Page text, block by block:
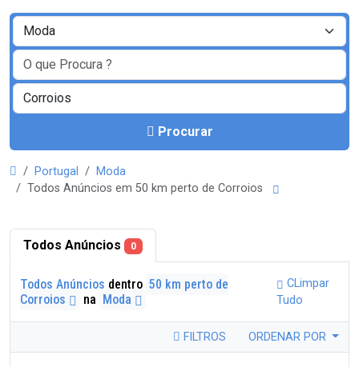
Procurar
Portugal
Moda
Todos Anúncios em 50 km perto de Corroios
Todos Anúncios 0
Todos Anúncios dentro 50 km perto de
Corroios
na Moda
CLimpar
Tudo
FILTROS ORDENAR POR